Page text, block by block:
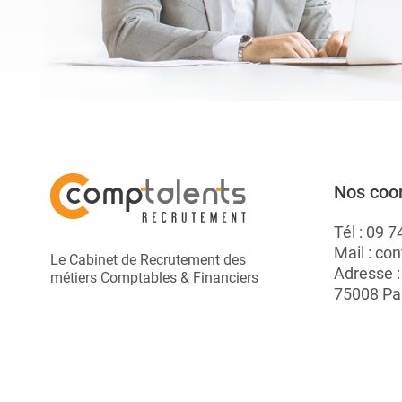
Le Cabinet de Recrutement des
métiers Comptables & Financiers
Nos
Tél : 09
Mail :
Adresse
75008